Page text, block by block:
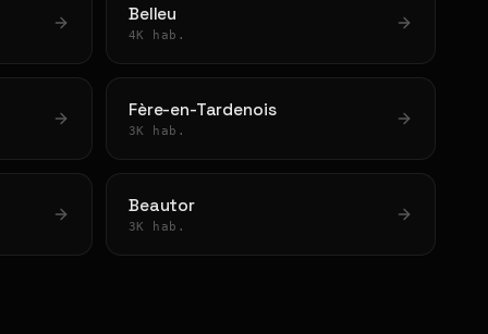
Belleu
4K hab.
Fère-en-Tardenois
3K hab.
Beautor
3K hab.